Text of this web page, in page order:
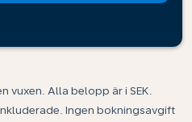
vuxen. Alla belopp är i SEK.
Ingen bokningsavgift